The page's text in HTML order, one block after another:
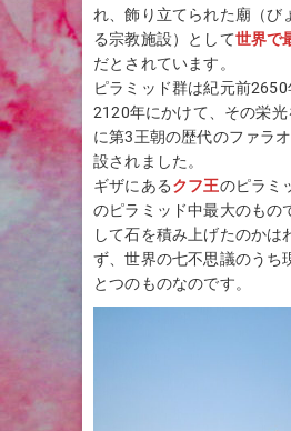
れ、飾り立てられた廟（び
る宗教施設）として世界で
だとされています。
ピラミッド群は紀元前
2120年にかけて、その栄
に第3王朝の歴代のファラ
設されました。
ギザにあるクフ王のピラミ
のピラミッド中最大のもの
して石を積み上げたのかは
ず、世界の七不思議のうち
とつのものなのです。